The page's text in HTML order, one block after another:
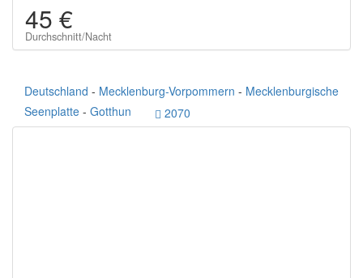
45 €
Durchschnitt/Nacht
Deutschland - Mecklenburg-Vorpommern - Mecklenburgische
Seenplatte - Gotthun 2070